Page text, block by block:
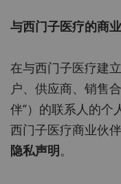
与西门子医疗的商
在与西门子医疗建
户、供应商、销售
伴”）的联系人的个
西门子医疗商业伙
隐私声明 。